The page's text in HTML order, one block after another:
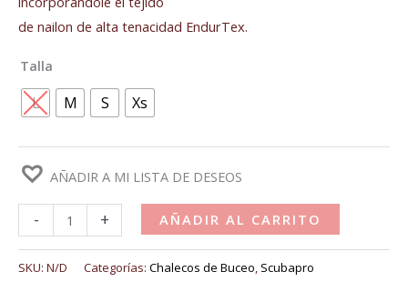
de nailon de alta tenacidad EndurTex.
Talla
L M S Xs
AÑADIR A MI LISTA DE DESEOS
- + AÑADIR AL CARRITO
SKU: N/D Categorías: Chalecos de Buceo, Scubapro